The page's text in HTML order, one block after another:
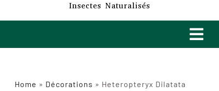
Insectes Naturalisés
Home » Décorations » Heteropteryx Dilatata